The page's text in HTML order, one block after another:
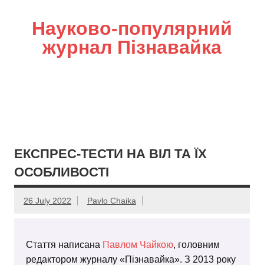
Науково-популярний
журнал Пізнавайка
ЕКСПРЕС-ТЕСТИ НА ВІЛ ТА ЇХ
ОСОБЛИВОСТІ
26 July 2022 Pavlo Chaika
Стаття написана Павлом Чайкою, головним
редактором журналу «Пізнавайка». З 2013 року